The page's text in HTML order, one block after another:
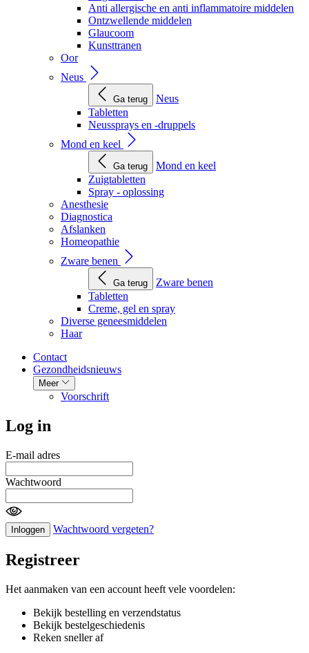
Anti allergische en anti inflammatoire middelen
Ontzwellende middelen
Glaucoom
Kunsttranen
Oor
Neus
Ga terug
Neus
Tabletten
Neussprays en -druppels
Mond en keel
Ga terug
Mond en keel
Zuigtabletten
Spray - oplossing
Anesthesie
Diagnostica
Afslanken
Homeopathie
Zware benen
Ga terug
Zware benen
Tabletten
Creme, gel en spray
Diverse geneesmiddelen
Haar
Contact
Gezondheidsnieuws
Meer
Voorschrift
Log in
E-mail adres
Wachtwoord
Inloggen Wachtwoord vergeten?
Registreer
Het aanmaken van een account heeft vele voordelen:
Bekijk bestelling en verzendstatus
Bekijk bestelgeschiedenis
Reken sneller af